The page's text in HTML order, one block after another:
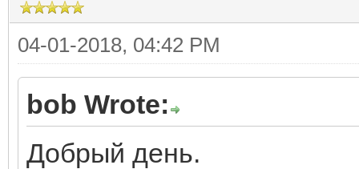
04-01-2018, 04:42 PM
bob Wrote:
Добрый день.